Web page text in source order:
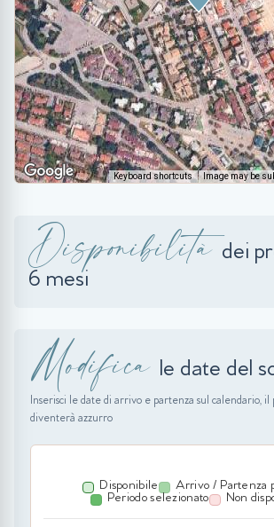
Keyboard shortcuts Image may be
Disponibilità dei
6 mesi
Modifica le date del
Inserisci le date di arrivo e partenza sul calendario, il
diventerà azzurro
Disponibile
Arrivo / Partenza
Periodo selezionato
Non